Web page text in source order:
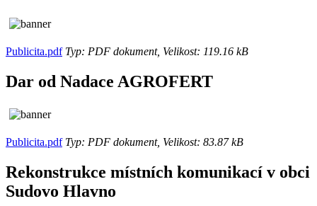
Publicita.pdfTyp: PDF dokument, Velikost: 119.16 kB
Dar od Nadace AGROFERT
Publicita.pdfTyp: PDF dokument, Velikost: 83.87 kB
Rekonstrukce místních komunikací v obci
Sudovo Hlavno